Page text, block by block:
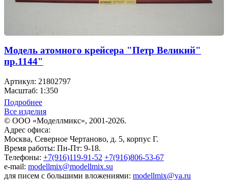
Модель атомного крейсера "Петр Великий"
пр.1144"
Артикул: 21802797
Масштаб: 1:350
Подробнее
Все изделия
© ООО «Моделлмикс», 2001-2026.
Адрес офиса:
Москва, Северное Чертаново, д. 5, корпус Г.
Время работы: Пн-Пт: 9-18.
Телефоны: +7(916)119-91-52 +7(916)806-53-67
e-mail: modellmix@modellmix.su
для писем с большими вложениями: modellmix@ya.ru